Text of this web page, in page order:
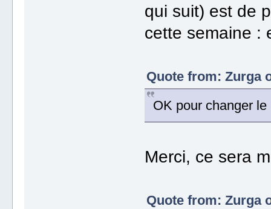
qui suit) est de
cette semaine :
Quote from: Zurga
OK pour changer le
Merci, ce sera
Quote from: Zurga